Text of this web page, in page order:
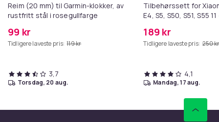
Reim (20 mm) til Garmin-klokker, av
rustfritt stål i rosegullfarge
99 kr
Tidligere laveste pris: 119 kr
3,7
torsdag, 20 aug.
Tilbehørssett for
E4, S5, S50, S51, S55
filter,1 børster
189 kr
Tidligere laveste pris: 250
4,1
mandag, 17 aug.